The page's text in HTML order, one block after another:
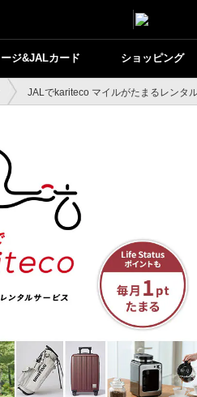
ジ&JALカード ショッピング
JALでkariteco マイルがたまるレンタ
ス